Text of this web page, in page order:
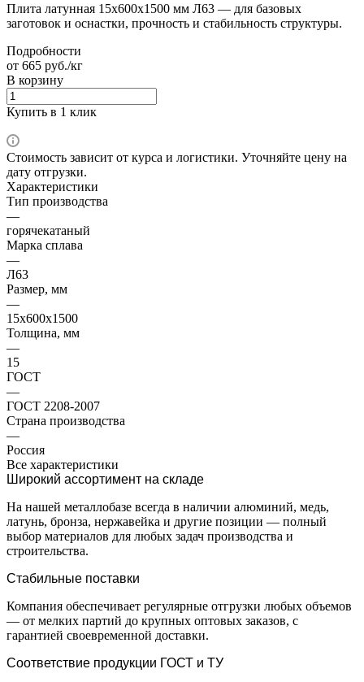
Плита латунная 15х600х1500 мм Л63 — для базовых
заготовок и оснастки, прочность и стабильность структуры.
Подробности
от 665 руб./кг
В корзину
Купить в 1 клик
Стоимость зависит от курса и логистики. Уточняйте цену на
дату отгрузки.
Характеристики
Тип производства
—
горячекатаный
Марка сплава
—
Л63
Размер, мм
—
15х600х1500
Толщина, мм
—
15
ГОСТ
—
ГОСТ 2208-2007
Страна производства
—
Россия
Все характеристики
Широкий ассортимент на складе
На нашей металлобазе всегда в наличии алюминий, медь,
латунь, бронза, нержавейка и другие позиции — полный
выбор материалов для любых задач производства и
строительства.
Стабильные поставки
Компания обеспечивает регулярные отгрузки любых объемов
— от мелких партий до крупных оптовых заказов, с
гарантией своевременной доставки.
Соответствие продукции ГОСТ и ТУ